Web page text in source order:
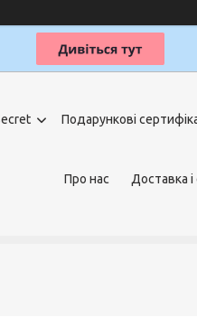
Подарункові
Про нас Доставка